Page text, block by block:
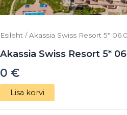
Esileht / Akassia Swiss Resort 5*
Akassia Swiss Resort 5*
0 €
Lisa korvi